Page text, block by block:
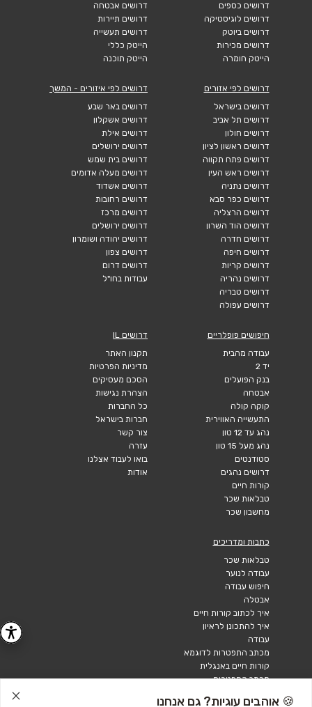
דרושים כספים
דרושים לוגיסטיקה
דרושים ביוטק
דרושים מכירות
הייטק חומרה
דרושים אבטחה
דרושים תיירות
דרושים תעשייה
הייטק כללי
הייטק תוכנה
דרושים לפי אזורים
דרושים בישראל
דרושים תל אביב
דרושים חולון
דרושים ראשון לציון
דרושים פתח תקווה
דרושים ראש העין
דרושים נתניה
דרושים כפר סבא
דרושים הרצליה
דרושים הוד השרון
דרושים חדרה
דרושים חיפה
דרושים קריות
דרושים נהריה
דרושים טבריה
דרושים עפולה
דרושים לפי איזורים - המשך
דרושים באר שבע
דרושים אשקלון
דרושים אילת
דרושים ירושלים
דרושים בית שמש
דרושים מעלה אדומים
דרושים אשדוד
דרושים רחובות
דרושים מרכז
דרושים ירושלים
דרושים יהודה ושומרון
דרושים צפון
דרושים דרום
עבודות בחו"ל
חיפושים פופלריים
עבודה מהבית
יד 2
בנק הפועלים
אבטחה
קוקה קולה
התעשייה האווירית
נהג עד 12 טון
נהג מעל 15 טון
סטודנטים
דרושים נהגים
קורות חיים
טבלאות שכר
מחשבון שכר
דרושים IL
תקנון האתר
מדיניות הפרטיות
הסכם מעסיקים
הצהרת נגישות
כל החברות
חברות בישראל
צור קשר
עזרה
בואו לעבוד אצלנו
אודות
כתבות ומדריכים
טבלאות שכר
עבודה לנוער
חיפוש עבודה
אבטלה
איך לכתוב קורות חיים
איך להתכונן לראיון
עבודה
מכתב התפטרות לדוגמא
קורות חיים באנגלית
מכתב התפטרות
🍪 אוהבים עוגיות? גם אנחנו